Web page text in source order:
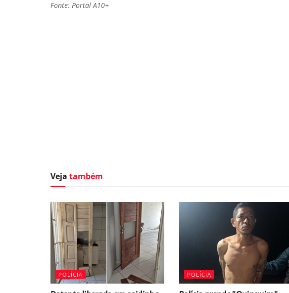
Fonte: Portal A10+
Veja também
POLÍCIA POLÍCIA